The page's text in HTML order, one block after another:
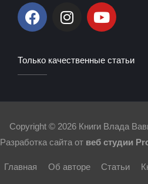
F
a
b
I
n
a
m
Y
o
u
Только качественные статьи
Copyright © 2026 Книги Влада
Разработка сайта от веб студии
Главная Об авторе Статьи